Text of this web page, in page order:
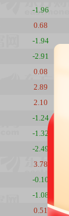
-1.96
0.68
-1.94
-2.91
0.08
2.89
2.10
-1.24
-1.32
-2.49
3.78
-0.10
-1.08
0.51